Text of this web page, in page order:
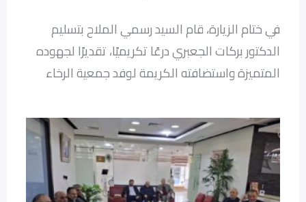
في ختام الزيارة، قام السيد رسمي الملاح بتسليم
الدكتور بركات الجعبري درعًا تكريميًا، تقديرًا لجهوده
المتميزة واستضافته الكريمة لوفد جمعية الرخاء